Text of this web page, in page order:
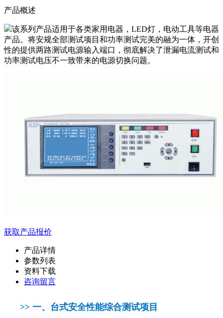
产品概述
该系列产品适用于各类家用电器，LED灯，电动工具等电器
产品。将安规全部测试项目和功率测试完美的融为一体，开创
性的提供两路测试电源输入端口，彻底解决了泄漏电流测试和
功率测试电压不一致带来的电源切换问题。
获取产品报价
产品详情
参数列表
资料下载
咨询留言
>> 一、 台式安全性能综合测试项目